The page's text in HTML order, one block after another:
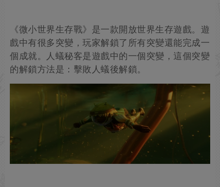
《微小世界生存戰》是一款開放世界生存遊戲。遊
戲中有很多突變，玩家解鎖了所有突變還能完成一
個成就。人蟻秘客是遊戲中的一個突變，這個突變
的解鎖方法是：擊敗人蟻後解鎖。